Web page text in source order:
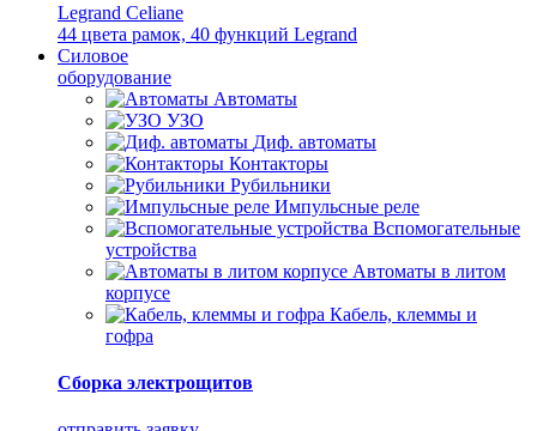
Legrand Celiane
44 цвета рамок, 40 функций Legrand
Силовое
оборудование
Автоматы
УЗО
Диф. автоматы
Контакторы
Рубильники
Импульсные реле
Вспомогательные
устройства
Автоматы в литом
корпусе
Кабель, клеммы и
гофра
Сборка электрощитов